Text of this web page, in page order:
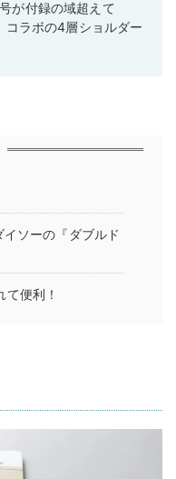
が付録の域超えて
コラボの4層ショルダー
ソーの『ダブルド
便利！